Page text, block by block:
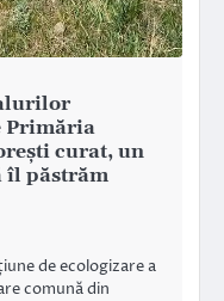
Primăria
curat, un
îl păstrăm
de ecologizare a
comună din